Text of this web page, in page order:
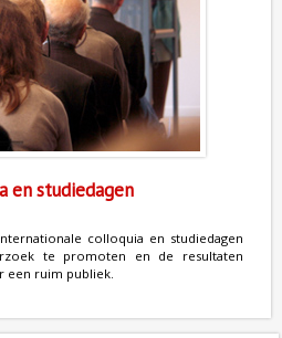
en studiedagen
colloquia en studiedagen
te promoten en de resultaten
een ruim publiek.